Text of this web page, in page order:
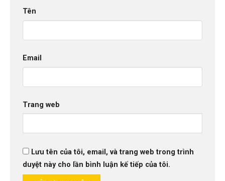
Tên
Email
Trang web
Lưu tên của tôi, email, và trang web trong trình
duyệt này cho lần bình luận kế tiếp của tôi.